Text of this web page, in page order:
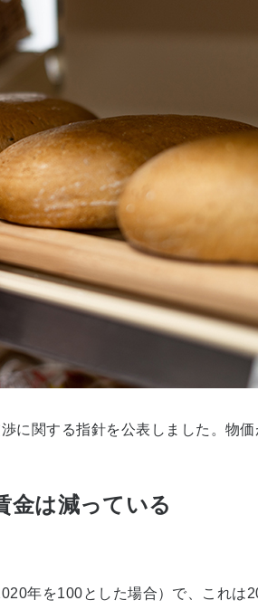
関する指針を公表しました。物
金は減っている
年を100とした場合）で、これは